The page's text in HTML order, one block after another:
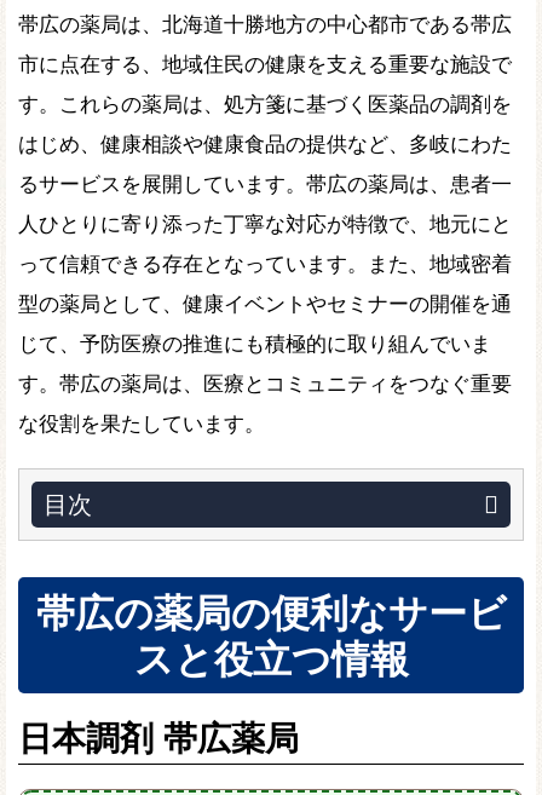
帯広の薬局は、北海道十勝地方の中心都市である帯広
市に点在する、地域住民の健康を支える重要な施設で
す。これらの薬局は、処方箋に基づく医薬品の調剤を
はじめ、健康相談や健康食品の提供など、多岐にわた
るサービスを展開しています。帯広の薬局は、患者一
人ひとりに寄り添った丁寧な対応が特徴で、地元にと
って信頼できる存在となっています。また、地域密着
型の薬局として、健康イベントやセミナーの開催を通
じて、予防医療の推進にも積極的に取り組んでいま
す。帯広の薬局は、医療とコミュニティをつなぐ重要
な役割を果たしています。
目次
帯広の薬局の便利なサービ
スと役立つ情報
日本調剤 帯広薬局